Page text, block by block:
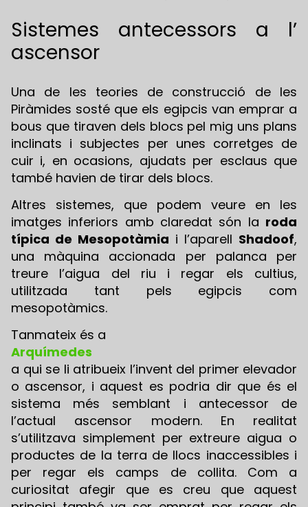
Sistemes antecessors a l’
ascensor
Una de les teories de construcció de les
Piràmides sosté que els egipcis van emprar a
bous que tiraven dels blocs pel mig uns plans
inclinats i subjectes per unes corretges de
cuir i, en ocasions, ajudats per esclaus que
també havien de tirar dels blocs.
Altres sistemes, que podem veure en les
imatges inferiors amb claredat són la roda
típica de Mesopotàmia i l’aparell Shadoof,
una màquina accionada per palanca per
treure l’aigua del riu i regar els cultius,
utilitzada tant pels egipcis com
mesopotàmics.
Tanmateix és a
Arquímedes
a qui se li atribueix l’invent del primer elevador
o ascensor, i aquest es podria dir que és el
sistema més semblant i antecessor de
l’actual ascensor modern. En realitat
s’utilitzava simplement per extreure aigua o
productes de la terra de llocs inaccessibles i
per regar els camps de collita. Com a
curiositat afegir que es creu que aquest